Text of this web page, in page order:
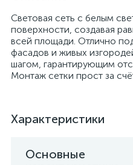
Световая сеть с белым
поверхности, создавая
всей площади. Отлично
фасадов и живых
шагом, гарантирующим
Монтаж сетки прост за
Характеристики
Основные